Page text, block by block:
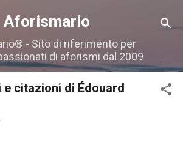
ai contenuti principali
Aforismario
- Sito di riferimento per
di aforismi dal 2009
citazioni di Édouard